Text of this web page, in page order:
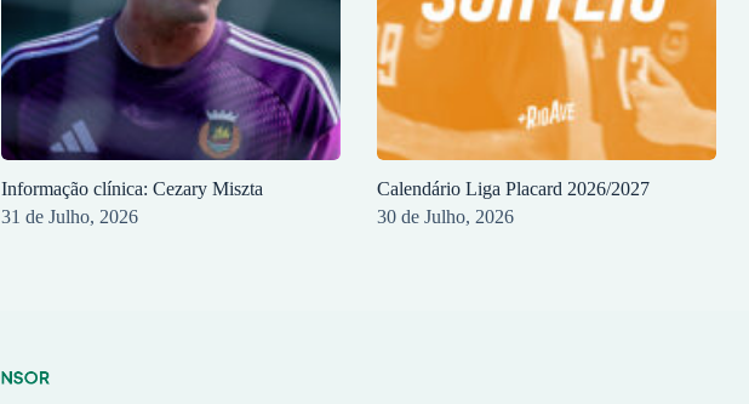
Informação clínica: Cezary Miszta
31 de Julho, 2026
Calendário Liga Placard 2026/2027
30 de Julho, 2026